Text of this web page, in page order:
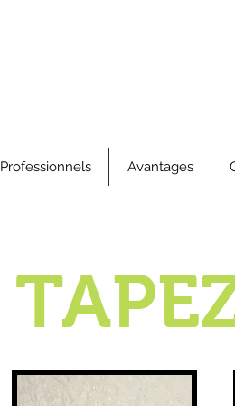
Professionnels Avantages